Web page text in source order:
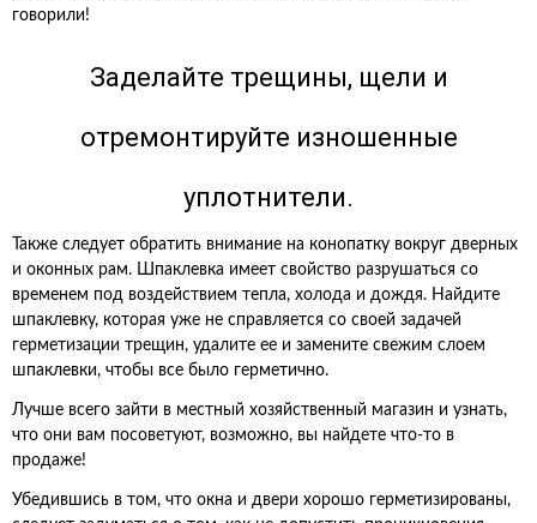
говорили!
Заделайте трещины, щели и
отремонтируйте изношенные
уплотнители.
Также следует обратить внимание на конопатку вокруг дверных
и оконных рам. Шпаклевка имеет свойство разрушаться со
временем под воздействием тепла, холода и дождя. Найдите
шпаклевку, которая уже не справляется со своей задачей
герметизации трещин, удалите ее и замените свежим слоем
шпаклевки, чтобы все было герметично.
Лучше всего зайти в местный хозяйственный магазин и узнать,
что они вам посоветуют, возможно, вы найдете что-то в
продаже!
Убедившись в том, что окна и двери хорошо герметизированы,